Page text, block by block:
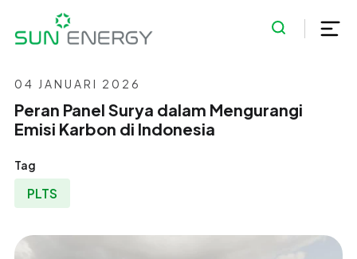
04 JANUARI 2026
Peran Panel Surya dalam Mengurangi
Emisi Karbon di Indonesia
Tag
PLTS